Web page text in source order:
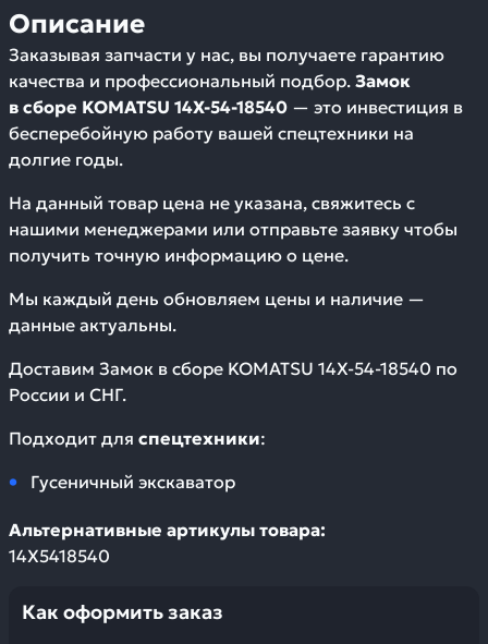
Описание
Заказывая запчасти у нас, вы получаете гарантию
качества и профессиональный подбор. Замок
в сборе KOMATSU 14X-54-18540 — это инвестиция в
бесперебойную работу вашей спецтехники на
долгие годы.
На данный товар цена не указана, свяжитесь с
нашими менеджерами или отправьте заявку чтобы
получить точную информацию о цене.
Мы каждый день обновляем цены и наличие —
данные актуальны.
Доставим Замок в сборе KOMATSU 14X-54-18540 по
России и СНГ.
Подходит для спецтехники:
Гусеничный экскаватор
Альтернативные артикулы товара:
14X5418540
Как оформить заказ